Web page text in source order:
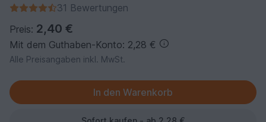
31 Bewertungen
Preis: 2,40 €
Mit dem Guthaben-Konto: 2,28 €
Alle Preisangaben inkl. MwSt.